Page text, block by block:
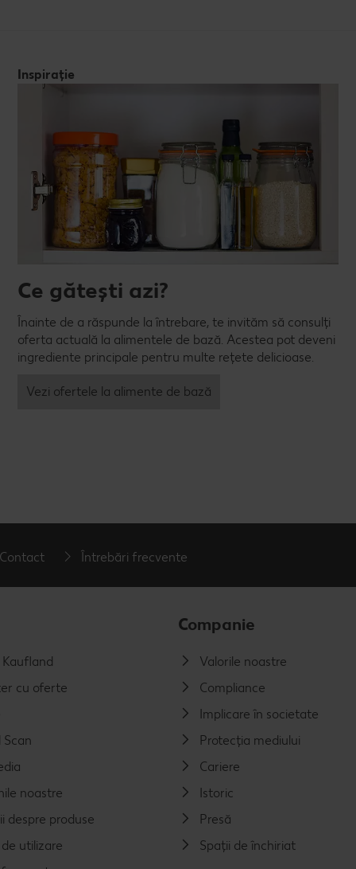
Inspirație
Ce gătești azi?
Înainte de a răspunde la întrebare, te invităm să consulți
oferta actuală la alimentele de bază. Acestea pot deveni
ingrediente principale pentru multe rețete delicioase.
Vezi ofertele la alimente de bază
Contact Întrebări frecvente
cu oferte
Scan
noastre
despre produse
utilizare
Companie
Valorile noastre
Compliance
Implicare în societate
Protecția mediului
Cariere
Istoric
Presă
Spații de închiriat